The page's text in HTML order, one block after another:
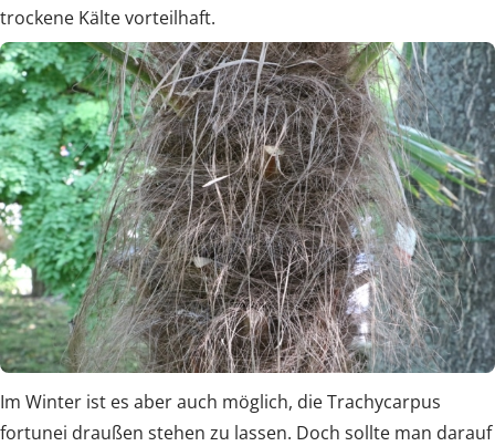
trockene Kälte vorteilhaft.
Im Winter ist es aber auch möglich, die Trachycarpus
fortunei draußen stehen zu lassen. Doch sollte man darauf